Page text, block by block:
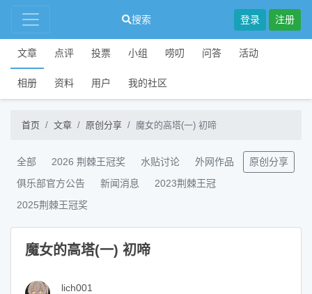
搜索 登录 注册
文章 点评 投票 小组 唠叨 问答 活动
相册 资料 用户 我的社区
首页 文章 原创分享 魔女的高塔(一) 初啼
全部 2026 荆棘王冠奖 水贴讨论 外网作品
原创分享
俱乐部官方公告
新闻消息
2023荆棘王冠
2025荆棘王冠奖
魔女的高塔(一) 初啼
lich001